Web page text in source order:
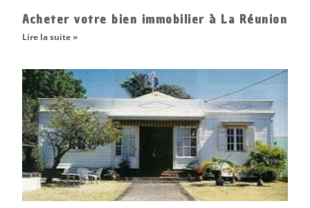
Acheter votre bien immobilier à La Réunion
Lire la suite »